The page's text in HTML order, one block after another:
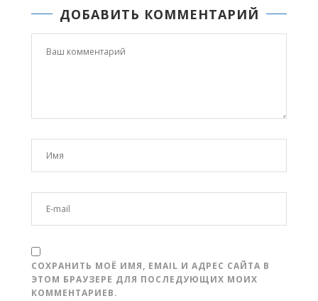
ДОБАВИТЬ КОММЕНТАРИЙ
СОХРАНИТЬ МОЁ ИМЯ, EMAIL И АДРЕС САЙТА В
ЭТОМ БРАУЗЕРЕ ДЛЯ ПОСЛЕДУЮЩИХ МОИХ
КОММЕНТАРИЕВ.